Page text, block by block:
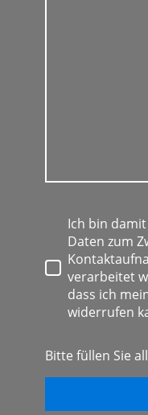
Ich bin
Daten zum
verarbeitet
dass ich
widerrufen
Bitte füllen Sie